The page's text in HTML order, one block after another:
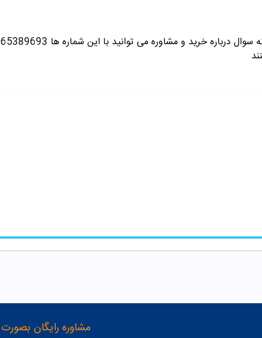
درباره خرید و مشاوره می توانید با این شماره ها 02165389693
مشاوره رایگان بصورت چت در